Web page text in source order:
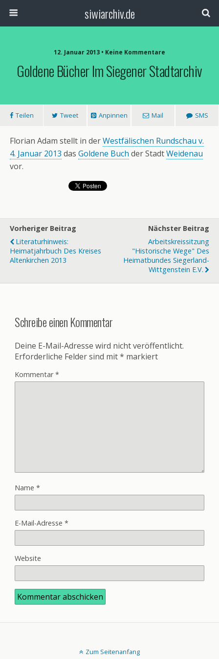
siwiarchiv.de
12. Januar 2013 • Keine Kommentare
Goldene Bücher Im Siegener Stadtarchiv
Teilen Tweet Anpinnen Mail SMS
Florian Adam stellt in derWestfälischen Rundschau v.
4. Januar 2013 das Goldene Buch der StadtWeidenau
vor.
Vorheriger Beitrag
Literaturhinweis:
Heimatjahrbuch Des Kreises
Altenkirchen 2013
Nächster Beitrag
Arbeitskreissitzung
"Historische Wege" Des
Heimatbundes Siegerland-
Wittgenstein E.V.
Schreibe einen Kommentar
Deine E-Mail-Adresse wird nicht veröffentlicht.
Erforderliche Felder sind mit* markiert
Kommentar*
Name *
E-Mail-Adresse *
Website
Zum Seitenanfang